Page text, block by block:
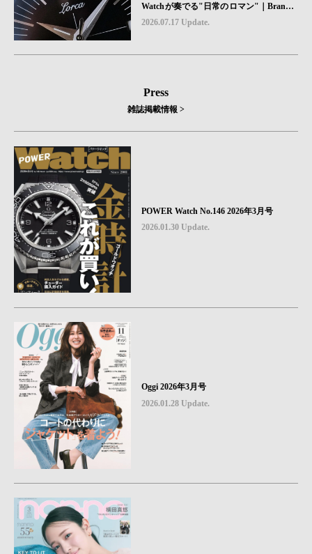
Watchが奏でる"日常のロマン"｜Brand P
icks #08
2026.07.17 Update.
Press
雑誌掲載情報 >
POWER Watch No.146 2026年3月号
2026.01.30 Update.
Oggi 2026年3月号
2026.01.28 Update.